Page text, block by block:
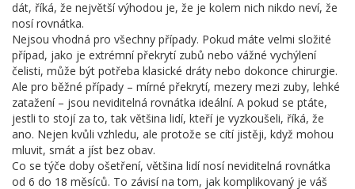
dát, říká, že největší výhodou je, že je kolem nich nikdo neví, že
nosí rovnátka.
Nejsou vhodná pro všechny případy. Pokud máte velmi složité
případ, jako je extrémní překrytí zubů nebo vážné vychýlení
čelisti, může být potřeba klasické dráty nebo dokonce chirurgie.
Ale pro běžné případy – mírné překrytí, mezery mezi zuby, lehké
zatažení – jsou neviditelná rovnátka ideální. A pokud se ptáte,
jestli to stojí za to, tak většina lidí, kteří je vyzkoušeli, říká, že
ano. Nejen kvůli vzhledu, ale protože se cítí jistěji, když mohou
mluvit, smát a jíst bez obav.
Co se týče doby ošetření, většina lidí nosí neviditelná rovnátka
od 6 do 18 měsíců. To závisí na tom, jak komplikovaný je váš